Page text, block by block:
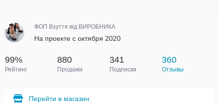
ФОП Взуття від ВИРОБНИКА
На проекте с октября 2020
99%
Рейтинг
880
Продажи
341
Подписки
360
Отзывы
Перейти в магазин